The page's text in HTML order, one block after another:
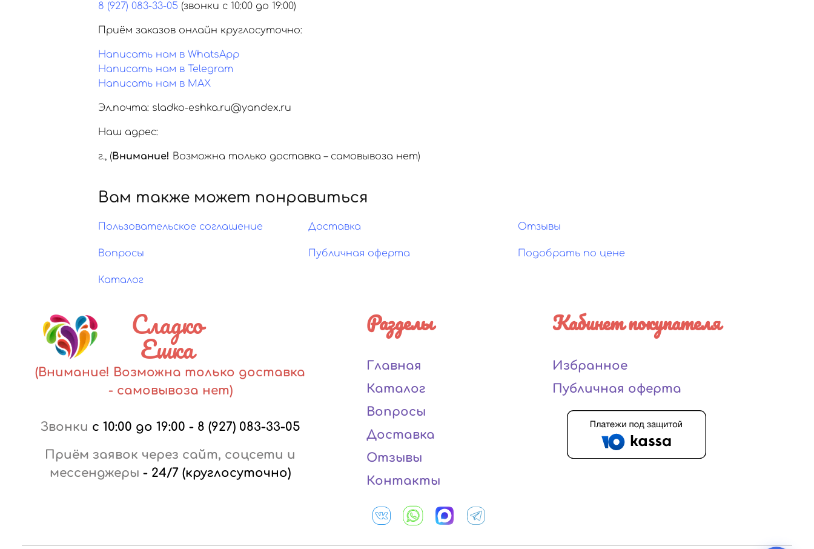
8 (927) 083-33-05 (звонки с 10:00 до 19:00)
Приём заказов онлайн круглосуточно:
Написать нам в WhatsApp
Написать нам в Telegram
Написать нам в MAX
Эл.почта: sladko-eshka.ru@yandex.ru
Наш адрес:
г., (Внимание! Возможна только доставка – самовывоза нет)
Вам также может понравиться
Пользовательское соглашение Доставка Отзывы
Вопросы Публичная оферта Подобрать по цене
Каталог
Сладко
Ешка
(Внимание! Возможна только доставка
- самовывоза нет)
Звонки с 10:00 до 19:00 - 8 (927) 083-33-05
Приём заявок через сайт, соцсети и
мессенджеры - 24/7 (круглосуточно)
Разделы
Главная
Каталог
Вопросы
Доставка
Отзывы
Контакты
Кабинет покупателя
Избранное
Публичная оферта